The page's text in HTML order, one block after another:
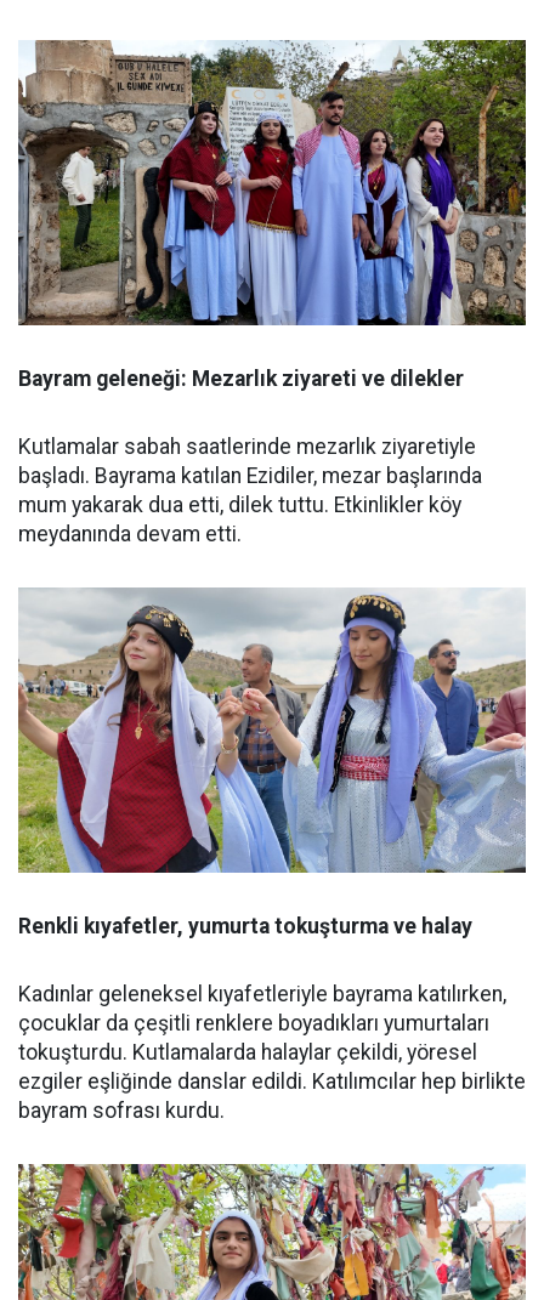
Bayram geleneği: Mezarlık ziyareti ve dilekler
Kutlamalar sabah saatlerinde mezarlık ziyaretiyle
başladı. Bayrama katılan Ezidiler, mezar başlarında
mum yakarak dua etti, dilek tuttu. Etkinlikler köy
meydanında devam etti.
Renkli kıyafetler, yumurta tokuşturma ve halay
Kadınlar geleneksel kıyafetleriyle bayrama katılırken,
çocuklar da çeşitli renklere boyadıkları yumurtaları
tokuşturdu. Kutlamalarda halaylar çekildi, yöresel
ezgiler eşliğinde danslar edildi. Katılımcılar hep birlikte
bayram sofrası kurdu.